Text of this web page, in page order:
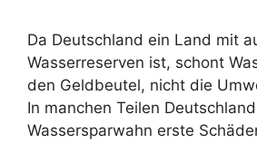
Da Deutschland ein Land mit
Wasserreserven ist, schont
den Geldbeutel, nicht die
In manchen Teilen
Wassersparwahn erste